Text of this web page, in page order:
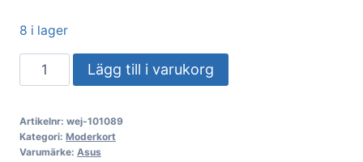
8 i lager
ASUS
ROG
B650-
A
Lägg till i varukorg
Artikelnr: wej-101089
Kategori: Moderkort
Varumärke: Asus